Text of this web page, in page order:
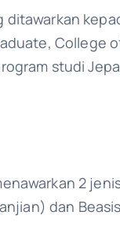
College
studi
2
dan